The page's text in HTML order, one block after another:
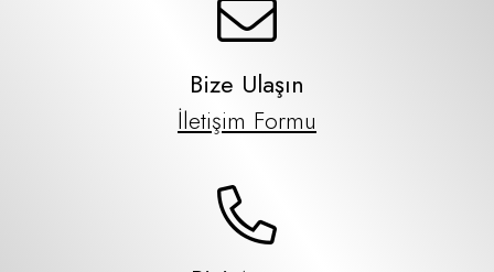
Bize Ulaşın
İletişim Formu